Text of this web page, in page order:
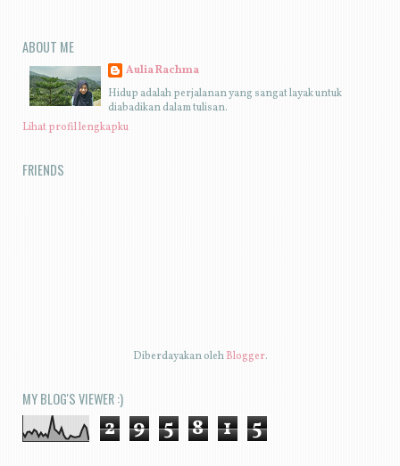
ABOUT ME
Aulia Rachma
Hidup adalah perjalanan yang sangat layak untuk
diabadikan dalam tulisan.
Lihat profil lengkapku
FRIENDS
Diberdayakan olehBlogger.
MY BLOG'S VIEWER :)
2 9 5 8 1 5